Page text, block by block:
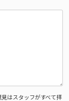
はスタッフがすべて拝